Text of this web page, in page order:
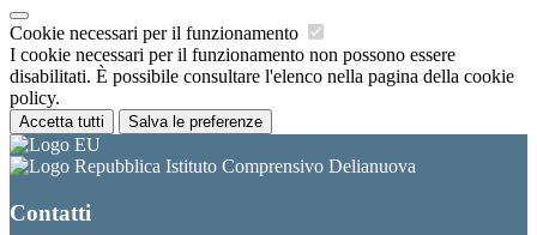
Cookie necessari per il funzionamento
I cookie necessari per il funzionamento non possono essere
disabilitati. È possibile consultare l'elenco nella pagina della cookie
policy.
Accetta tutti Salva le preferenze
Istituto Comprensivo Delianuova
Contatti